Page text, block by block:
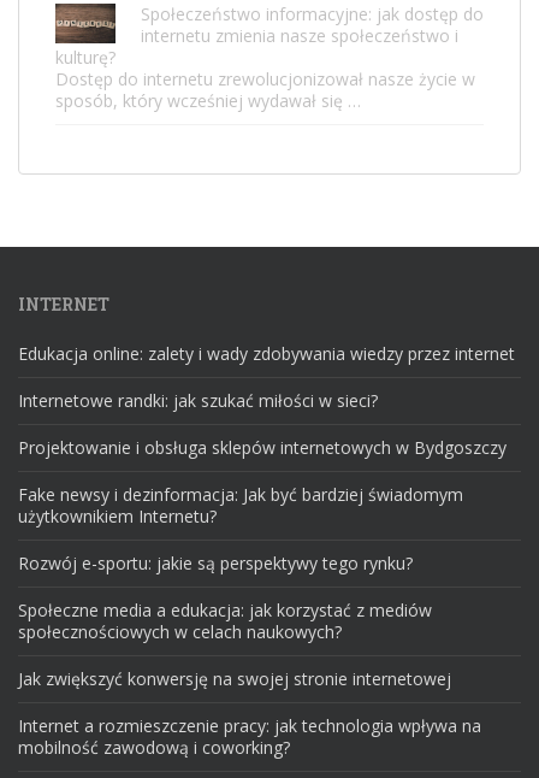
Społeczeństwo informacyjne: jak dostęp do
internetu zmienia nasze społeczeństwo i
kulturę?
Dostęp do internetu zrewolucjonizował nasze życie w
sposób, który wcześniej wydawał się …
INTERNET
Edukacja online: zalety i wady zdobywania wiedzy przez internet
Internetowe randki: jak szukać miłości w sieci?
Projektowanie i obsługa sklepów internetowych w Bydgoszczy
Fake newsy i dezinformacja: Jak być bardziej świadomym
użytkownikiem Internetu?
Rozwój e-sportu: jakie są perspektywy tego rynku?
Społeczne media a edukacja: jak korzystać z mediów
społecznościowych w celach naukowych?
Jak zwiększyć konwersję na swojej stronie internetowej
Internet a rozmieszczenie pracy: jak technologia wpływa na
mobilność zawodową i coworking?